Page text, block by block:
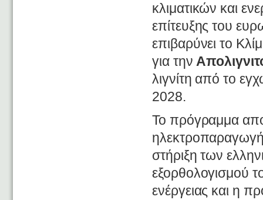
κλιματικών και
επίτευξης του
επιβαρύνει το
για την
λιγνίτη από το
2028.
Το πρόγραμμα
στήριξη των
εξορθολογισμού
ενέργειας και η